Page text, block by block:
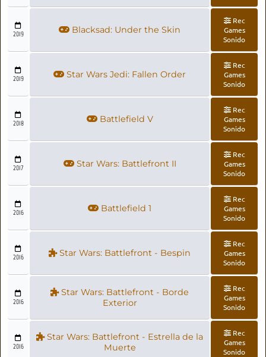
2019 Blacksad: Under the Skin
Rec
Games
Sonido
2019 Star Wars Jedi: Fallen Order
Rec
Games
Sonido
2018 Battlefield V
Rec
Games
Sonido
2017 Star Wars: Battlefront II
Rec
Games
Sonido
2016 Battlefield 1
Rec
Games
Sonido
2016 Star Wars: Battlefront - Bespin
Rec
Games
Sonido
2016
Star Wars: Battlefront - Borde
Exterior
Rec
Games
Sonido
2016
Star Wars: Battlefront - Estrella de la
Muerte
Rec
Games
Sonido